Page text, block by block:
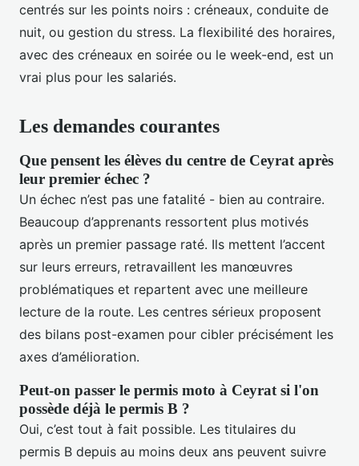
centrés sur les points noirs : créneaux, conduite de
nuit, ou gestion du stress. La flexibilité des horaires,
avec des créneaux en soirée ou le week-end, est un
vrai plus pour les salariés.
Les demandes courantes
Que pensent les élèves du centre de Ceyrat après
leur premier échec ?
Un échec n’est pas une fatalité - bien au contraire.
Beaucoup d’apprenants ressortent plus motivés
après un premier passage raté. Ils mettent l’accent
sur leurs erreurs, retravaillent les manœuvres
problématiques et repartent avec une meilleure
lecture de la route. Les centres sérieux proposent
des bilans post-examen pour cibler précisément les
axes d’amélioration.
Peut-on passer le permis moto à Ceyrat si l'on
possède déjà le permis B ?
Oui, c’est tout à fait possible. Les titulaires du
permis B depuis au moins deux ans peuvent suivre